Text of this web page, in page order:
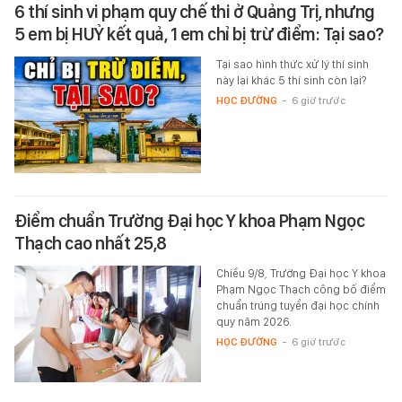
6 thí sinh vi phạm quy chế thi ở Quảng Trị, nhưng
5 em bị HUỶ kết quả, 1 em chỉ bị trừ điểm: Tại sao?
Tại sao hình thức xử lý thí sinh
này lại khác 5 thí sinh còn lại?
HỌC ĐƯỜNG - 6 giờ trước
Điểm chuẩn Trường Đại học Y khoa Phạm Ngọc
Thạch cao nhất 25,8
Chiều 9/8, Trường Đại học Y khoa
Phạm Ngọc Thạch công bố điểm
chuẩn trúng tuyển đại học chính
quy năm 2026.
HỌC ĐƯỜNG - 6 giờ trước